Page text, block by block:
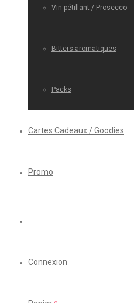
Vin pétillant / Prosecco
Bitters aromatiques
Packs
Cartes Cadeaux / Goodies
Promo
Connexion